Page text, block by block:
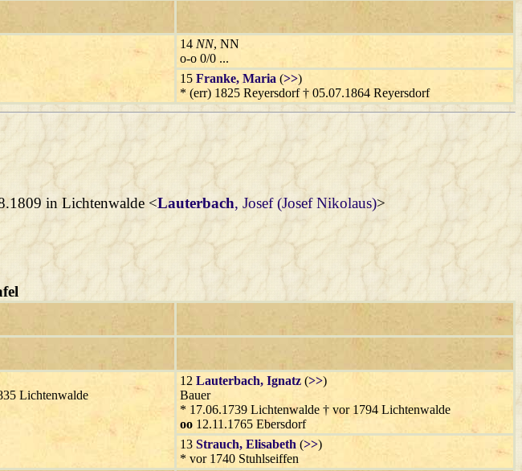
14 NN, NN
o-o 0/0 ...
15 Franke, Maria (>>)
* (err) 1825 Reyersdorf † 05.07.1864 Reyersdorf
in Lichtenwalde <Lauterbach, Josef (Josef Nikolaus)>
Lichtenwalde
12 Lauterbach, Ignatz (>>)
Bauer
* 17.06.1739 Lichtenwalde † vor 1794 Lichtenwalde
oo 12.11.1765 Ebersdorf
13 Strauch, Elisabeth (>>)
* vor 1740 Stuhlseiffen